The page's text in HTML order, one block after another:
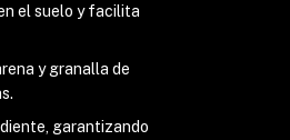
el suelo y facilita
y granalla de
garantizando